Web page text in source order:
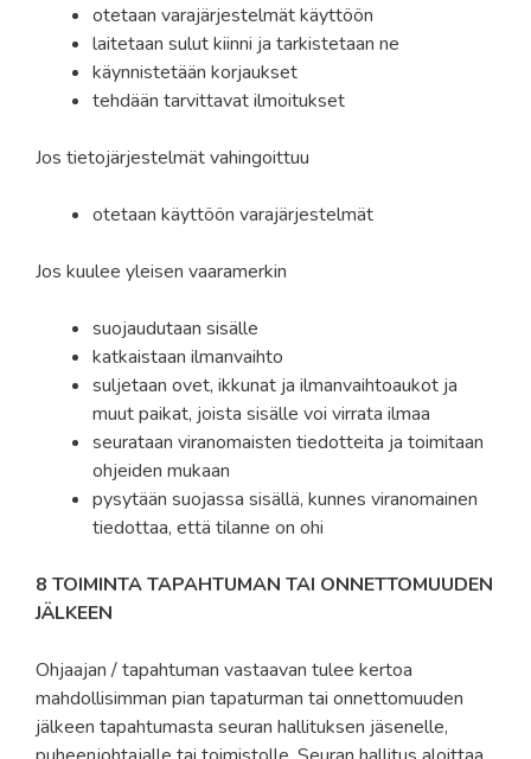
otetaan varajärjestelmät käyttöön
laitetaan sulut kiinni ja tarkistetaan ne
käynnistetään korjaukset
tehdään tarvittavat ilmoitukset
Jos tietojärjestelmät vahingoittuu
otetaan käyttöön varajärjestelmät
Jos kuulee yleisen vaaramerkin
suojaudutaan sisälle
katkaistaan ilmanvaihto
suljetaan ovet, ikkunat ja ilmanvaihtoaukot ja
muut paikat, joista sisälle voi virrata ilmaa
seurataan viranomaisten tiedotteita ja toimitaan
ohjeiden mukaan
pysytään suojassa sisällä, kunnes viranomainen
tiedottaa, että tilanne on ohi
8 TOIMINTA TAPAHTUMAN TAI ONNETTOMUUDEN
JÄLKEEN
Ohjaajan / tapahtuman vastaavan tulee kertoa
mahdollisimman pian tapaturman tai onnettomuuden
jälkeen tapahtumasta seuran hallituksen jäsenelle,